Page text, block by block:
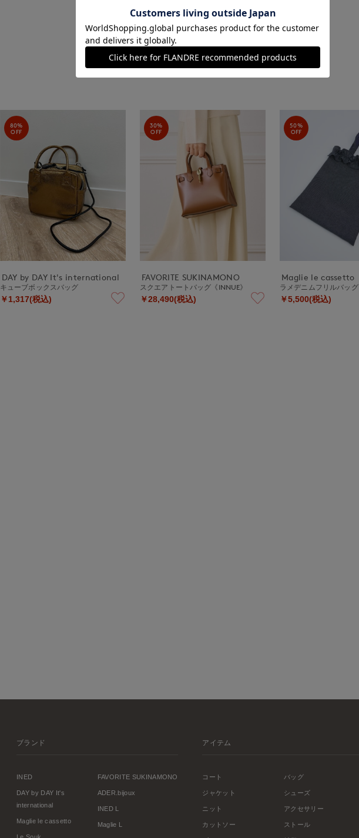
80%
OFF
DAY by DAY It's international
キューブボックスバッグ
￥1,317(税込)
30%
OFF
FAVORITE SUKINAMONO
スクエアトートバッグ《INNUE》
￥28,490(税込)
50%
OFF
Maglie le cassetto
ラメデニムフリルバッグ
￥5,500(税込)
ブランド
INED
DAY by DAY It's
international
Maglie le cassetto
FAVORITE SUKINAMONO
ADER.bijoux
INED L
Maglie L
アイテム
コート
ジャケット
ニット
カットソー
バッグ
シューズ
アクセサリー
ストール